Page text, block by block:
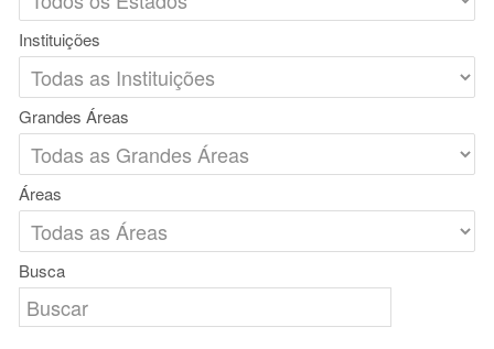
Instituições
Grandes Áreas
Áreas
Busca